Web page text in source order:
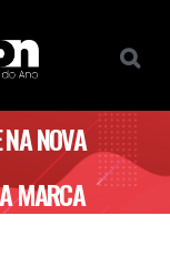
NOVA
MARCA